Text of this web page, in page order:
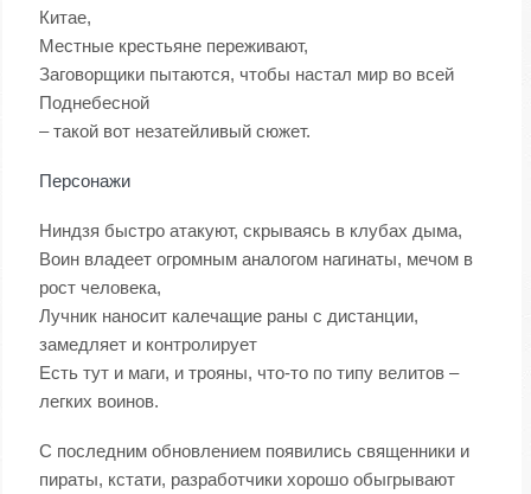
Китае,
Местные крестьяне переживают,
Заговорщики пытаются, чтобы настал мир во всей
Поднебесной
– такой вот незатейливый сюжет.
Персонажи
Ниндзя быстро атакуют, скрываясь в клубах дыма,
Воин владеет огромным аналогом нагинаты, мечом в
рост человека,
Лучник наносит калечащие раны с дистанции,
замедляет и контролирует
Есть тут и маги, и трояны, что-то по типу велитов –
легких воинов.
С последним обновлением появились священники и
пираты, кстати, разработчики хорошо обыгрывают